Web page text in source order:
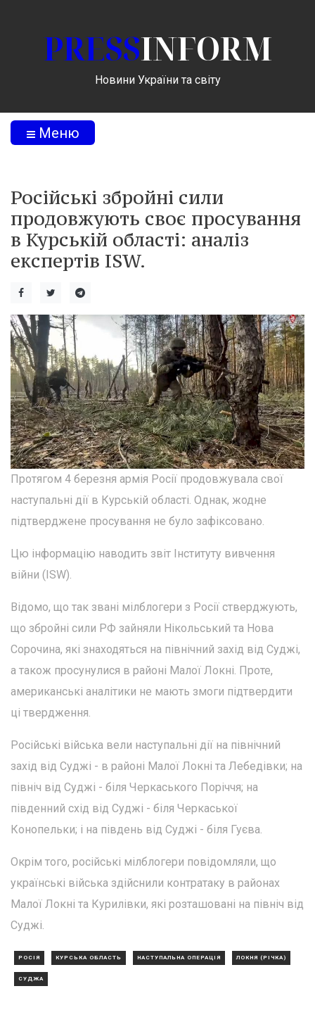
PRESSINFORM
Новини України та світу
Меню
Російські збройні сили
продовжують своє просування
в Курській області: аналіз
експертів ISW.
Протягом 4 березня армія Росії продовжувала свої
наступальні дії в Курській області. Однак, жодне
підтверджене просування не було зафіксовано.
Цю інформацію наводить звіт Інституту вивчення
війни (ISW).
Відомо, що так звані мілблогери з Росії стверджують,
що збройні сили РФ зайняли Нікольський та Нова
Сорочина, які знаходяться на північний захід від Суджі,
а також просунулися в районі Малої Локні. Проте,
американські аналітики не мають змоги підтвердити
ці твердження.
Російські війська вели наступальні дії на північний
захід від Суджі - в районі Малої Локні та Лебедівки; на
північ від Суджі - біля Черкаського Поріччя; на
південний схід від Суджі - біля Черкаської
Конопельки; і на південь від Суджі - біля Гуєва.
Окрім того, російські мілблогери повідомляли, що
українські війська здійснили контратаку в районах
Малої Локні та Курилівки, які розташовані на північ від
Суджі.
РОСІЯ КУРСЬКА ОБЛАСТЬ НАСТУПАЛЬНА ОПЕРАЦІЯ ЛОКНЯ (РІЧКА)
СУДЖА